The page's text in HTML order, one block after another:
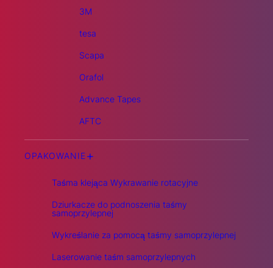
3M
tesa
Scapa
Orafol
Advance Tapes
AFTC
OPAKOWANIE+
Taśma klejąca Wykrawanie rotacyjne
Dziurkacze do podnoszenia taśmy
samoprzylepnej
Wykreślanie za pomocą taśmy samoprzylepnej
Laserowanie taśm samoprzylepnych